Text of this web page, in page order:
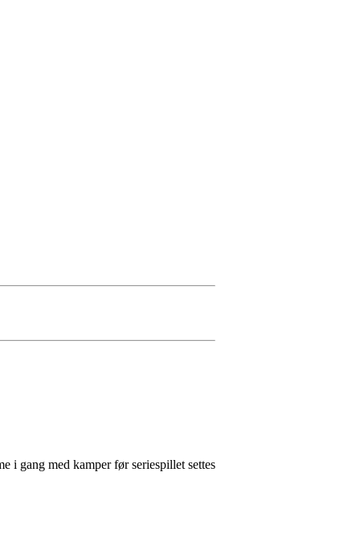
i gang med kamper før seriespillet settes